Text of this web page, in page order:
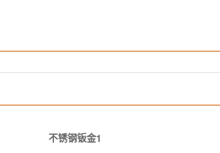
不锈钢钣金1